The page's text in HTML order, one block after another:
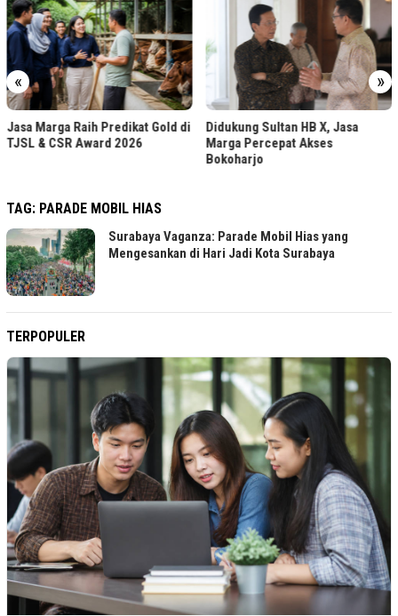
« »
Jasa Marga Raih Predikat Gold di
TJSL & CSR Award 2026
Didukung Sultan HB X, Jasa
Marga Percepat Akses
Bokoharjo
TAG: PARADE MOBIL HIAS
Surabaya Vaganza: Parade Mobil Hias yang
Mengesankan di Hari Jadi Kota Surabaya
TERPOPULER